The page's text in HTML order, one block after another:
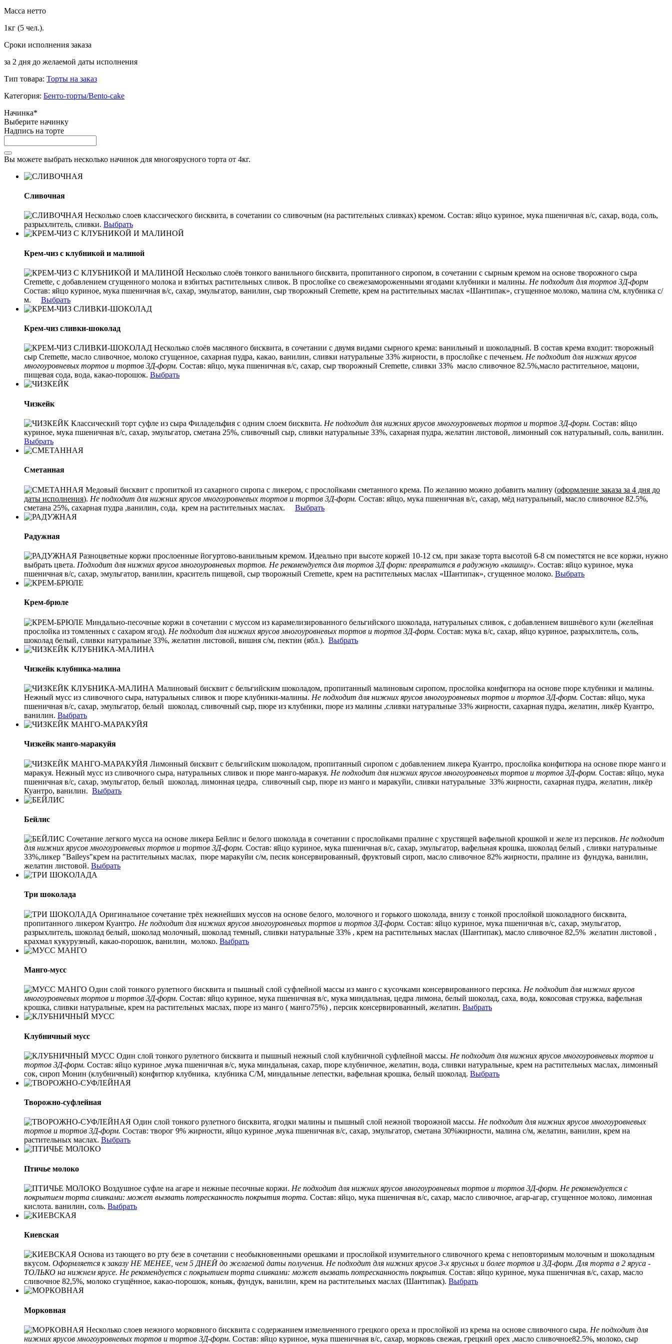
Масса нетто
1кг (5 чел.).
Сроки исполнения заказа
за 2 дня до желаемой даты исполнения
Тип товара: Торты на заказ
Категория: Бенто-торты/Bento-cake
Начинка*
Выберите начинку
Надпись на торте
Вы можете выбрать несколько начинок для многоярусного торта от 4кг.
Сливочная
Несколько слоев классического бисквита, в сочетании со сливочным (на растительных сливках) кремом. Состав: яйцо куриное, мука пшеничная в/с, сахар, вода, соль,
разрыхлитель, сливки. Выбрать
Крем-чиз с клубникой и малиной
Несколько слоёв тонкого ванильного бисквита, пропитанного сиропом, в сочетании с сырным кремом на основе творожного сыра
Cremette, с добавлением сгущенного молока и взбитых растительных сливок. В прослойке со свежезамороженными ягодами клубники и малины. Не подходит для тортов 3Д-форм
Состав: яйцо куриное, мука пшеничная в/с, сахар, эмульгатор, ванилин, сыр творожный Cremette, крем на растительных маслах «Шантипак», сгущенное молоко, малина с/м, клубника с/
м. Выбрать
Крем-чиз сливки-шоколад
Несколько слоёв масляного бисквита, в сочетании с двумя видами сырного крема: ванильный и шоколадный. В состав крема входит: творожный
сыр Cremette, масло сливочное, молоко сгущенное, сахарная пудра, какао, ванилин, сливки натуральные 33% жирности, в прослойке с печеньем. Не подходит для нижних ярусов
многоуровневых тортов и тортов 3Д-форм. Состав: яйцо, мука пшеничная в/с, сахар, сыр творожный Cremette, сливки 33% масло сливочное 82.5%,масло растительное, мацони,
пищевая сода, вода, какао-порошок. Выбрать
Чизкейк
Классический торт суфле из сыра Филадельфия с одним слоем бисквита. Не подходит для нижних ярусов многоуровневых тортов и тортов 3Д-форм. Состав: яйцо
куриное, мука пшеничная в/с, сахар, эмульгатор, сметана 25%, сливочный сыр, сливки натуральные 33%, сахарная пудра, желатин листовой, лимонный сок натуральный, соль, ванилин.
Выбрать
Сметанная
Медовый бисквит с пропиткой из сахарного сиропа с ликером, с прослойками сметанного крема. По желанию можно добавить малину (оформление заказа за 4 дня до
даты исполнения). Не подходит для нижних ярусов многоуровневых тортов и тортов 3Д-форм. Состав: яйцо, мука пшеничная в/с, сахар, мёд натуральный, масло сливочное 82.5%,
сметана 25%, сахарная пудра ,ванилин, сода, крем на растительных маслах. Выбрать
Радужная
Разноцветные коржи прослоенные йогуртово-ванильным кремом. Идеально при высоте коржей 10-12 см, при заказе торта высотой 6-8 см поместятся не все коржи, нужно
выбрать цвета. Подходит для нижних ярусов многоуровневых тортов. Не рекомендуется для тортов 3Д форм: превратится в радужную «кашицу». Состав: яйцо куриное, мука
пшеничная в/с, сахар, эмульгатор, ванилин, краситель пищевой, сыр творожный Cremette, крем на растительных маслах «Шантипак», сгущенное молоко. Выбрать
Крем-брюле
Миндально-песочные коржи в сочетании с муссом из карамелизированного бельгийского шоколада, натуральных сливок, с добавлением вишнёвого кули (желейная
прослойка из томленных с сахаром ягод). Не подходит для нижних ярусов многоуровневых тортов и тортов 3Д-форм. Состав: мука в/с, сахар, яйцо куриное, разрыхлитель, соль,
шоколад белый, сливки натуральные 33%, желатин листовой, вишня с/м, пектин (ябл.). Выбрать
Чизкейк клубника-малина
Малиновый бисквит с бельгийским шоколадом, пропитанный малиновым сиропом, прослойка конфитюра на основе пюре клубники и малины.
Нежный мусс из сливочного сыра, натуральных сливок и пюре клубники-малины. Не подходит для нижних ярусов многоуровневых тортов и тортов 3Д-форм. Состав: яйцо, мука
пшеничная в/с, сахар, эмульгатор, белый шоколад, сливочный сыр, пюре из клубники, пюре из малины ,сливки натуральные 33% жирности, сахарная пудра, желатин, ликёр Куантро,
ванилин. Выбрать
Чизкейк манго-маракуйя
Лимонный бисквит с бельгийским шоколадом, пропитанный сиропом с добавлением ликера Куантро, прослойка конфитюра на основе пюре манго и
маракуя. Нежный мусс из сливочного сыра, натуральных сливок и пюре манго-маракуя. Не подходит для нижних ярусов многоуровневых тортов и тортов 3Д-форм. Состав: яйцо, мука
пшеничная в/с, сахар, эмульгатор, белый шоколад, лимонная цедра, сливочный сыр, пюре из манго и маракуйи, сливки натуральные 33% жирности, сахарная пудра, желатин, ликёр
Куантро, ванилин. Выбрать
Бейлис
Сочетание легкого мусса на основе ликера Бейлис и белого шоколада в сочетании с прослойками пралине с хрустящей вафельной крошкой и желе из персиков. Не подходит
для нижних ярусов многоуровневых тортов и тортов 3Д-форм. Состав: яйцо куриное, мука пшеничная в/с, сахар, эмульгатор, вафельная крошка, шоколад белый , сливки натуральные
33%,ликер "Baileys"крем на растительных маслах, пюре маракуйи с/м, песик консервированный, фруктовый сироп, масло сливочное 82% жирности, пралине из фундука, ванилин,
желатин листовой. Выбрать
Три шоколада
Оригинальное сочетание трёх нежнейших муссов на основе белого, молочного и горького шоколада, внизу с тонкой прослойкой шоколадного бисквита,
пропитанного ликером Куантро. Не подходит для нижних ярусов многоуровневых тортов и тортов 3Д-форм. Состав: яйцо куриное, мука пшеничная в/с, сахар, эмульгатор,
разрыхлитель, шоколад белый, шоколад молочный, шоколад темный, сливки натуральные 33% , крем на растительных маслах (Шантипак), масло сливочное 82,5% желатин листовой ,
крахмал кукурузный, какао-порошок, ванилин, молоко. Выбрать
Манго-мусс
Один слой тонкого рулетного бисквита и пышный слой суфлейной массы из манго с кусочками консервированного персика. Не подходит для нижних ярусов
многоуровневых тортов и тортов 3Д-форм. Состав: яйцо куриное, мука пшеничная в/с, мука миндальная, цедра лимона, белый шоколад, саха, вода, кокосовая стружка, вафельная
крошка, сливки натуральные, крем на растительных маслах, пюре из манго ( манго75%) , персик консервированный, желатин. Выбрать
Клубничный мусс
Один слой тонкого рулетного бисквита и пышный нежный слой клубничной суфлейной массы. Не подходит для нижних ярусов многоуровневых тортов и
тортов 3Д-форм. Состав: яйцо куриное ,мука пшеничная в/с, мука миндальная, сахар, пюре клубничное, желатин, вода, сливки натуральные, крем на растительных маслах, лимонный
сок, сироп Монин (клубничный) конфитюр клубника, клубника С/М, миндальные лепестки, вафельная крошка, белый шоколад. Выбрать
Творожно-суфлейная
Один слой тонкого рулетного бисквита, ягодки малины и пышный слой нежной творожной массы. Не подходит для нижних ярусов многоуровневых
тортов и тортов 3Д-форм. Состав: творог 9% жирности, яйцо куриное ,мука пшеничная в/с, сахар, эмульгатор, сметана 30%жирности, малина с/м, желатин, ванилин, крем на
растительных маслах. Выбрать
Птичье молоко
Воздушное суфле на агаре и нежные песочные коржи. Не подходит для нижних ярусов многоуровневых тортов и тортов 3Д-форм. Не рекомендуется с
покрытием торта сливками: может вызвать потресканность покрытия торта. Состав: яйцо, мука пшеничная в/с, сахар, масло сливочное, агар-агар, сгущенное молоко, лимонная
кислота. ванилин, соль. Выбрать
Киевская
Основа из тающего во рту безе в сочетании с необыкновенными орешками и прослойкой изумительного сливочного крема с неповторимым молочным и шоколадным
вкусом. Оформляется к заказу НЕ МЕНЕЕ, чем 5 ДНЕЙ до желаемой даты получения. Не подходит для нижних ярусов 3-х ярусных и более тортов и 3Д-форм. Для торта в 2 яруса -
ТОЛЬКО на нижнем ярусе. Не рекомендуется с покрытием торта сливками: может вызвать потресканность покрытия. Состав: яйцо куриное, мука пшеничная в/с, сахар, масло
сливочное 82,5%, молоко сгущённое, какао-порошок, коньяк, фундук, ванилин, крем на растительных маслах (Шантипак). Выбрать
Морковная
Несколько слоев нежного морковного бисквита с содержанием измельченного грецкого ореха и прослойкой из крема на основе сливочного сыра. Не подходит для
нижних ярусов многоуровневых тортов и тортов 3Д-форм. Состав: яйцо куриное, мука пшеничная в/с, сахар, морковь свежая, грецкий орех ,масло сливочное82.5%, молоко, сыр